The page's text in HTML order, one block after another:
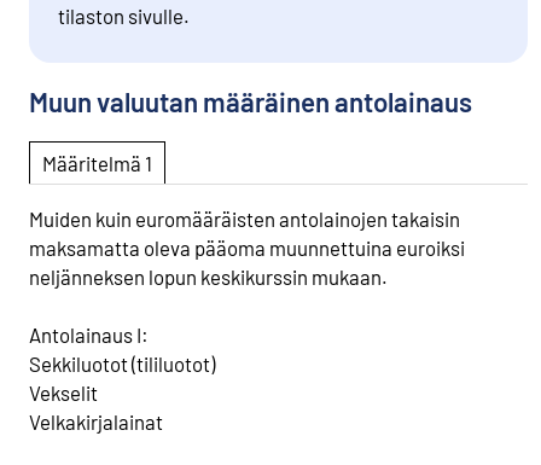
tilaston sivulle.
Muun valuutan määräinen antolainaus
Määritelmä 1
Muiden kuin euromääräisten antolainojen takaisin
maksamatta oleva pääoma muunnettuina euroiksi
neljänneksen lopun keskikurssin mukaan.
Antolainaus I:
Sekkiluotot (tililuotot)
Vekselit
Velkakirjalainat